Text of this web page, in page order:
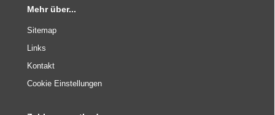
Mehr über...
Sitemap
Links
Kontakt
Cookie Einstellungen